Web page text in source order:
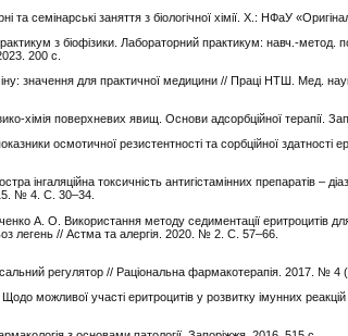
семінарські заняття з біологічної хімії. Х.: НФаУ
з біофізики. Лабораторний практикум: навч.-метод.
200 с.
значення для практичної медицини // Праці НТШ. Мед.
хімія поверхневих явищ. Основи адсорбційної терапії.
осмотичної резистентності та сорбційної здатності
інгаляційна токсичність антигістамінних препаратів –
№ 4. С. 30–34.
А. О. Використання методу седиментації еритроцитів
легень // Астма та алергія. 2020. № 2. С. 57–66.
регулятор // Раціональна фармакотерапія. 2017. № 4
можливої участі еритроцитів у розвитку імунних реакцій